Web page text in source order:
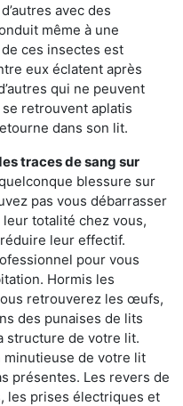
avec des
même à une
ces insectes est
eux éclatent après
qui ne peuvent
retrouvent aplatis
dans son lit.
traces de sang sur
blessure sur
pas vous débarrasser
totalité chez vous,
leur effectif.
pour vous
Hormis les
retrouverez les œufs,
des punaises de lits
structure de votre lit.
minutieuse de votre lit
présentes. Les revers de
les prises électriques et